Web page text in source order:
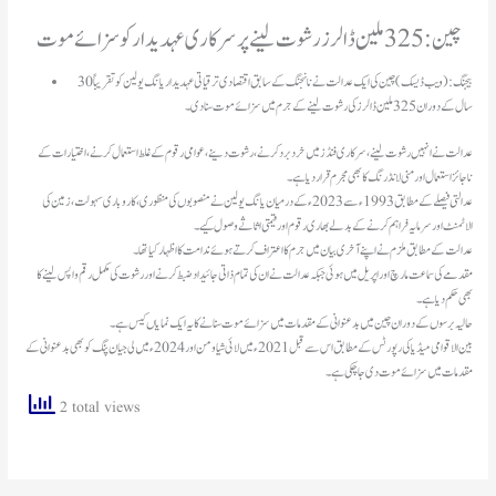
چین: 325 ملین ڈالرز رشوت لینے پر سرکاری عہدیدار کو سزائے موت
بیجنگ: (ویب ڈیسک) چین کی ایک عدالت نے نانجنگ کے سابق اقتصادی ترقیاتی عہدیدار یانگ یولین کو تقریباً 30
سال کے دوران 325 ملین ڈالرز کی رشوت لینے کے جرم میں سزائے موت سنا دی۔
عدالت نے انہیں رشوت لینے، سرکاری فنڈز میں خردبرد کرنے، رشوت دینے، عوامی رقوم کے غلط استعمال کرنے، اختیارات کے
ناجائز استعمال اور منی لانڈرنگ کا بھی مجرم قرار دیا ہے۔
عدالتی فیصلے کے مطابق 1993ء سے 2023ء کے درمیان یانگ یولین نے منصوبوں کی منظوری، کاروباری سہولت، زمین کی
الاٹمنٹ اور سرمایہ فراہم کرنے کے بدلے بھاری رقوم اور قیمتی اثاثے وصول کیے۔
عدالت کے مطابق ملزم نے اپنے آخری بیان میں جرم کا اعتراف کرتے ہوئے ندامت کا اظہار کیا تھا۔
مقدمے کی سماعت مارچ اور اپریل میں ہوئی جبکہ عدالت نے ان کی تمام ذاتی جائیداد ضبط کرنے اور رشوت کی مکمل رقم واپس لینے کا
بھی حکم دیا ہے۔
حالیہ برسوں کے دوران چین میں بدعنوانی کے مقدمات میں سزائے موت سنانے کا یہ ایک نمایاں کیس ہے۔
بین الاقوامی میڈیا کی رپورٹس کے مطابق اس سے قبل 2021ء میں لائی شیاومن اور 2024ء میں لی جیان پنگ کو بھی بدعنوانی کے
مقدمات میں سزائے موت دی جا چکی ہے۔
2 total views